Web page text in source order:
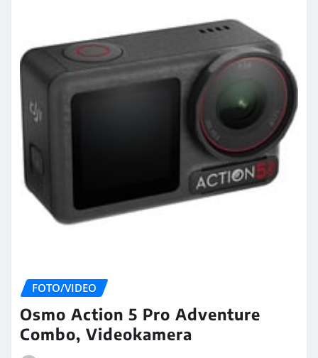
FOTO/VIDEO
Osmo Action 5 Pro Adventure
Combo, Videokamera